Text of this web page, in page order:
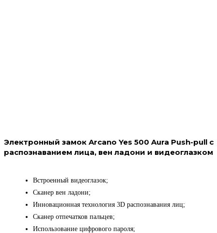
Электронный замок Arcano Yes 500 Aura Push-pull с
распознаванием лица, вен ладони и видеоглазком
Встроенный видеоглазок;
Сканер вен ладони;
Инновационная технология 3D распознавания лиц;
Сканер отпечатков пальцев;
Использование цифрового пароля;